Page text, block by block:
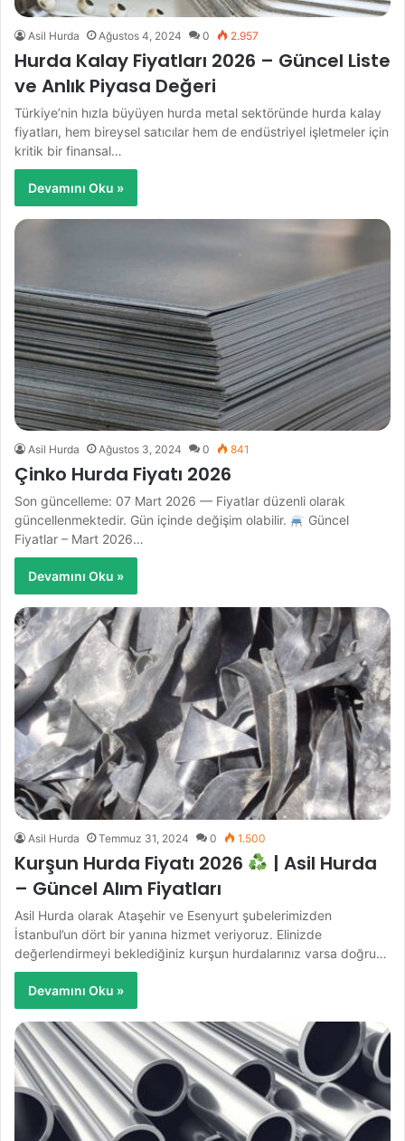
Asil Hurda Ağustos 4, 2024 0 2.957
Hurda Kalay Fiyatları 2026 – Güncel Liste
ve Anlık Piyasa Değeri
Türkiye’nin hızla büyüyen hurda metal sektöründe hurda kalay
fiyatları, hem bireysel satıcılar hem de endüstriyel işletmeler için
kritik bir finansal…
Devamını Oku »
Asil Hurda Ağustos 3, 2024 0 841
Çinko Hurda Fiyatı 2026
Son güncelleme: 07 Mart 2026 — Fiyatlar düzenli olarak
güncellenmektedir. Gün içinde değişim olabilir.
Güncel
Fiyatlar – Mart 2026…
Devamını Oku »
Asil Hurda Temmuz 31, 2024 0 1.500
Kurşun Hurda Fiyatı 2026
| Asil Hurda
– Güncel Alım Fiyatları
Asil Hurda olarak Ataşehir ve Esenyurt şubelerimizden
İstanbul’un dört bir yanına hizmet veriyoruz. Elinizde
değerlendirmeyi beklediğiniz kurşun hurdalarınız varsa doğru…
Devamını Oku »